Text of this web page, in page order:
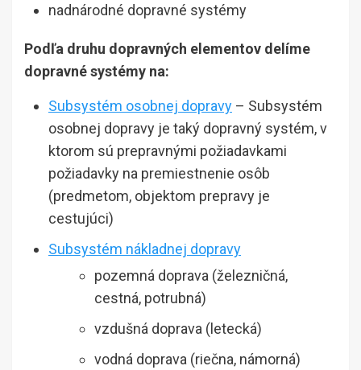
nadnárodné dopravné systémy
Podľa druhu dopravných elementov delíme
dopravné systémy na:
Subsystém osobnej dopravy – Subsystém
osobnej dopravy je taký dopravný systém, v
ktorom sú prepravnými požiadavkami
požiadavky na premiestnenie osôb
(predmetom, objektom prepravy je
cestujúci)
Subsystém nákladnej dopravy
pozemná doprava (železničná,
cestná, potrubná)
vzdušná doprava (letecká)
vodná doprava (riečna, námorná)